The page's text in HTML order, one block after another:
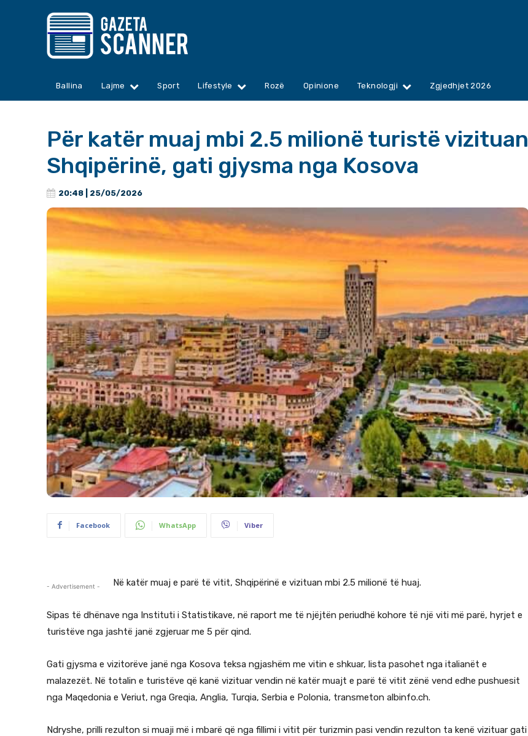
Ballina Lajme Sport Lifestyle Rozë Opinione Teknologji Zgjedhjet 2026
Për katër muaj mbi 2.5 milionë turistë vizituan
Shqipërinë, gati gjysma nga Kosova
20:48 | 25/05/2026
Facebook WhatsApp Viber
- Advertisement - Në katër muaj e parë të vitit, Shqipërinë e vizituan mbi 2.5 milionë të huaj.
Sipas të dhënave nga Instituti i Statistikave, në raport me të njëjtën periudhë kohore të një viti më parë, hyrjet e
turistëve nga jashtë janë zgjeruar me 5 për qind.
Gati gjysma e vizitorëve janë nga Kosova teksa ngjashëm me vitin e shkuar, lista pasohet nga italianët e
malazezët. Në totalin e turistëve që kanë vizituar vendin në katër muajt e parë të vitit zënë vend edhe pushuesit
nga Maqedonia e Veriut, nga Greqia, Anglia, Turqia, Serbia e Polonia, transmeton albinfo.ch.
Ndryshe, prilli rezulton si muaji më i mbarë që nga fillimi i vitit për turizmin pasi vendin rezulton ta kenë vizituar gati